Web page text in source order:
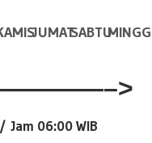
JUMATSABTU
/Jam 06:00 WIB